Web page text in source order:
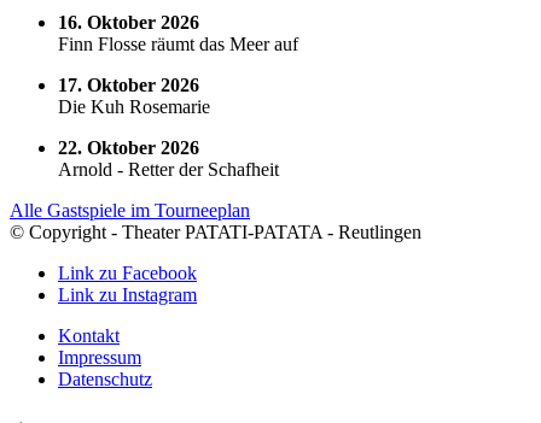
16. Oktober 2026
Finn Flosse räumt das Meer auf
17. Oktober 2026
Die Kuh Rosemarie
22. Oktober 2026
Arnold - Retter der Schafheit
Alle Gastspiele im Tourneeplan
© Copyright - Theater PATATI-PATATA - Reutlingen
Link zu Facebook
Link zu Instagram
Kontakt
Impressum
Datenschutz